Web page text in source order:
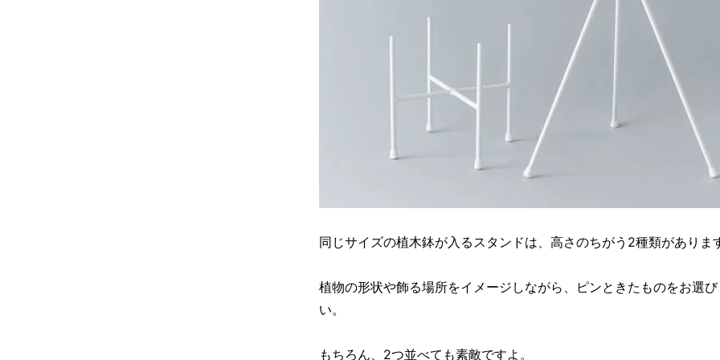
同じサイズの植木鉢が入るスタンドは、高さのちがう2種類がありま
植物の形状や飾る場所をイメージしながら、ピンときたものをお選
い。
もちろん、2つ並べても素敵ですよ。